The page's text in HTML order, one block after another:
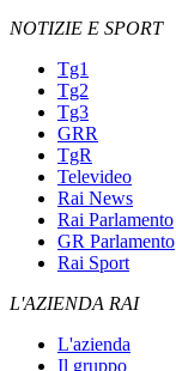
NOTIZIE E SPORT
Tg1
Tg2
Tg3
GRR
TgR
Televideo
Rai News
Rai Parlamento
GR Parlamento
Rai Sport
L'AZIENDA RAI
L'azienda
Il gruppo